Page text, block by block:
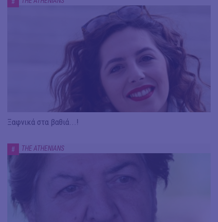
Ξαφνικά στα βαθιά...!
# THE ATHENIANS